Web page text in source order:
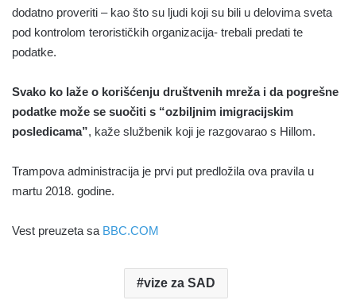
dodatno proveriti – kao što su ljudi koji su bili u delovima sveta
pod kontrolom terorističkih organizacija- trebali predati te
podatke.
Svako ko laže o korišćenju društvenih mreža i da pogrešne
podatke može se suočiti s “ozbiljnim imigracijskim
posledicama”, kaže službenik koji je razgovarao s Hillom.
Trampova administracija je prvi put predložila ova pravila u
martu 2018. godine.
Vest preuzeta sa BBC.COM
vize za SAD